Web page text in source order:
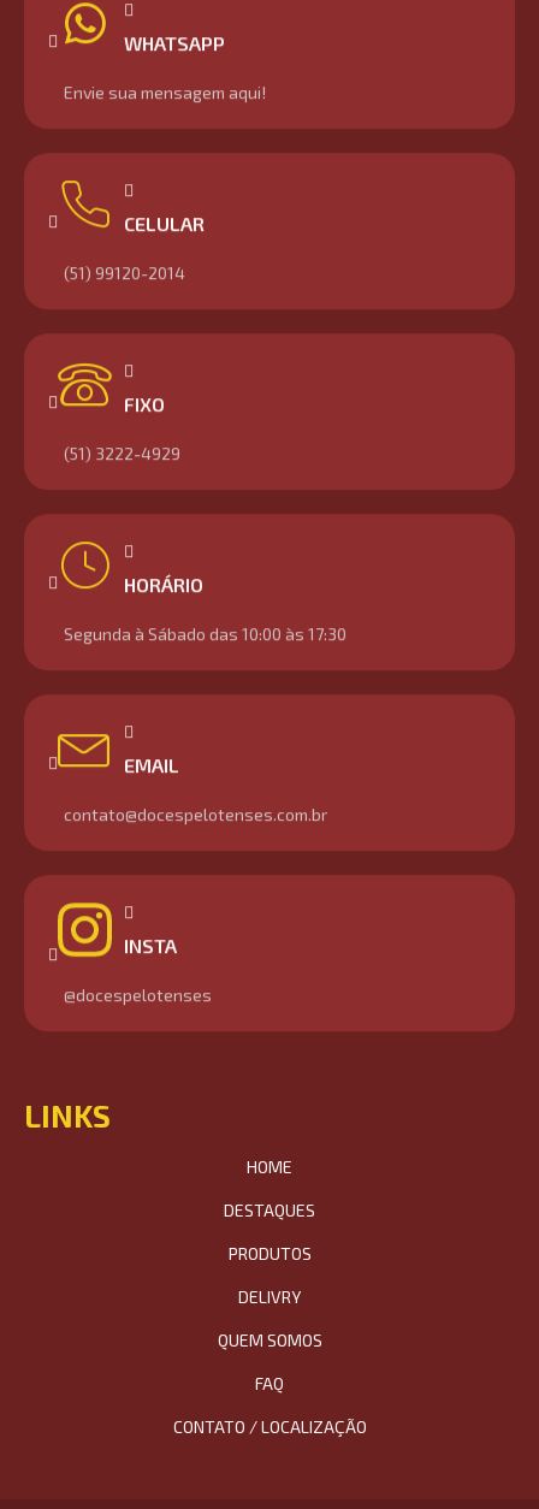
WHATSAPP
Envie sua mensagem aqui!
CELULAR
(51) 99120-2014
FIXO
(51) 3222-4929
HORÁRIO
Segunda à Sábado das 10:00 às 17:30
EMAIL
contato@docespelotenses.com.br
INSTA
@docespelotenses
LINKS
HOME
DESTAQUES
PRODUTOS
DELIVRY
QUEM SOMOS
FAQ
CONTATO / LOCALIZAÇÃO